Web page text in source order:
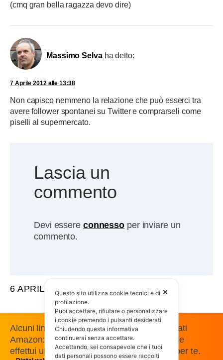
(cmq gran bella ragazza devo dire)
Massimo Selva ha detto:
7 Aprile 2012 alle 13:38
Non capisco nemmeno la relazione che può esserci tra
avere follower spontanei su Twitter e comprarseli come
piselli al supermercato.
Lascia un
commento
Devi essere connesso per inviare un
commento.
6 APRILE 2012
Alcuni link presenti in questo sito sono affiliati
Amazon: guadagniamo una commissione se
effettui un acquisto, senza costi aggiuntivi per te.
✕
Questo sito utilizza cookie tecnici e di
profilazione.
Puoi accettare, rifiutare o personalizzare
i cookie premendo i pulsanti desiderati.
Chiudendo questa informativa
continuerai senza accettare.
Accettando, sei consapevole che i tuoi
dati personali possono essere raccolti